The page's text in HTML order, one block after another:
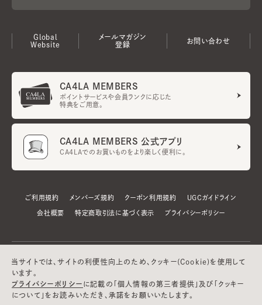
Global
Website
メールマガジン
登録
お問い合わせ
CA4LA MEMBERS
ポイントサービスや会員ランクに応じた
特典をご用意。
CA4LA MEMBERS 公式アプリ
CA4LAでのお買いものをより楽しく便利に。
ご利用規約 メンバーズ規約 クーポン利用規約 UGCガイドライン
会社概要 特定商取引法に基づく表示 プライバシーポリシー
当サイトでは、サイトの利便性向上のため、クッキー(Cookie)を使用して
います。
プライバシーポリシー に記載の「個人情報の第三者提供」及び「クッキー
について」をお読みいただき、承諾をお願いいたします。